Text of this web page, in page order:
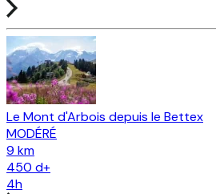
Le Mont d'Arbois depuis le Bettex
MODÉRÉ
9 km
450 d+
4h